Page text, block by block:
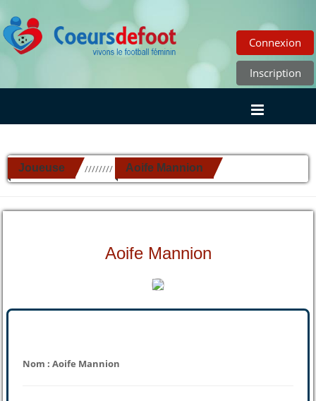
Connexion
Inscription
Joueuse ////////// Aoife Mannion
Aoife Mannion
Nom : Aoife Mannion